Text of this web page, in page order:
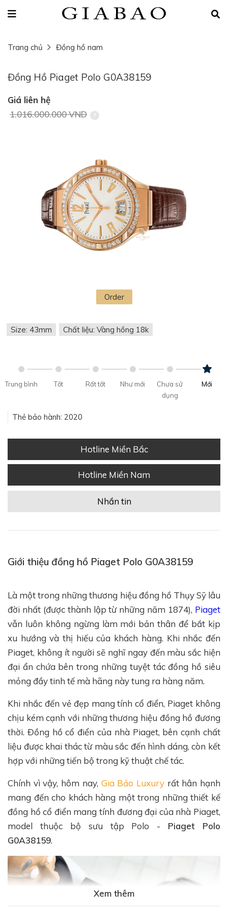
Trang chủ Đồng hồ nam
Đồng Hồ Piaget Polo G0A38159
Giá liên hệ
1.016.000.000 VND
Order
Size: 43mm Chất liệu: Vàng hồng 18k
Trung bình Tốt Rất tốt Như mới
Chưa sử
dụng
Mới
Thẻ bảo hành: 2020
Hotline Miền Bắc
Hotline Miền Nam
Nhắn tin
Giới thiệu đồng hồ Piaget Polo G0A38159
Là một trong những thương hiệu đồng hồ Thụy Sỹ lâu
đời nhất (được thành lập từ những năm 1874), Piaget
vẫn luôn không ngừng làm mới bản thân để bắt kịp
xu hướng và thị hiếu của khách hàng. Khi nhắc đến
Piaget, không ít người sẽ nghĩ ngay đến màu sắc hiện
đại ẩn chứa bên trong những tuyệt tác đồng hồ siêu
mỏng đầy tinh tế mà hãng này tung ra hàng năm.
Khi nhắc đến vẻ đẹp mang tính cổ điển, Piaget không
chịu kém cạnh với những thương hiệu đồng hồ đương
thời. Đồng hồ cổ điển của nhà Piaget, bên cạnh chất
liệu được khai thác từ màu sắc đến hình dáng, còn kết
hợp với những tiến bộ trong kỹ thuật chế tác.
Chính vì vậy, hôm nay, Gia Bảo Luxuryrất hân hạnh
mang đến cho khách hàng một trong những thiết kế
đồng hồ cổ điển mang tính đương đại của nhà Piaget,
model thuộc bộ sưu tập Polo - Piaget Polo
G0A38159.
Xem thêm